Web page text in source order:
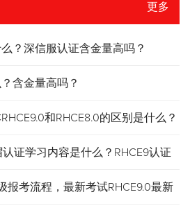
更多
？深信服认证含金量高吗？
含金量高吗？
和RHCE8.0的区别是什么？
认证学习内容是什么？RHCE9认证
报考流程，最新考试RHCE9.0最新